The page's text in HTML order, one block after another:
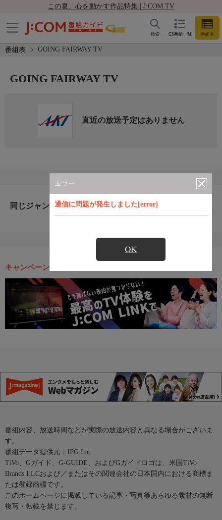
この夏、心を動かす作品特集 | J:COM TV
CS番組一覧 番組表
検索
番組表 GOING FAIRWAY TV
エラー
通信に問題が発生しました[error]
OK
GOING FAIRWAY TV
直近の放送予定はありません
同じジャンルのおすすめ番組
キャンペーン・お得な情報
番組内容、放送時間などが実際の放送内容と異なる場合がございま
す。
番組データ提供元：IPG Inc.
TiVo、Gガイド、G-GUIDE、およびGガイドロゴは、米国TiVo
Brands LLCおよび／またはその関連会社の日本国内における商標ま
たは登録商標です。
このホームページに掲載している記事・写真等あらゆる素材の無断
複写・転載を禁じます。